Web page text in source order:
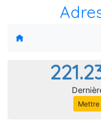
Mettre